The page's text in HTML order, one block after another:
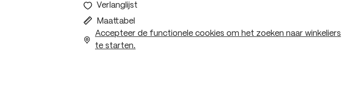
Verlanglijst
Maattabel
Accepteer de functionele cookies om het zoeken naar winkeliers
te starten.